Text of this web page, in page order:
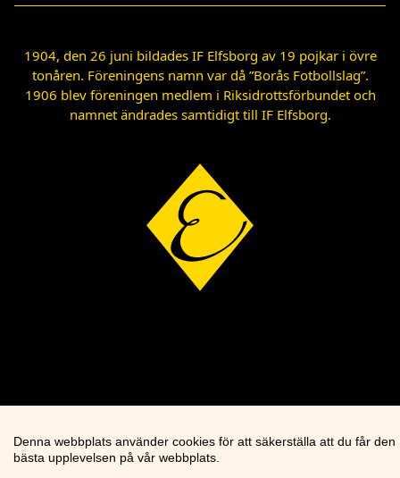
1904, den 26 juni bildades IF Elfsborg av 19 pojkar i övre
tonåren. Föreningens namn var då ”Borås Fotbollslag”.
1906 blev föreningen medlem i Riksidrottsförbundet och
namnet ändrades samtidigt till IF Elfsborg.
Denna webbplats använder cookies för att säkerställa att du får den
bästa upplevelsen på vår webbplats.